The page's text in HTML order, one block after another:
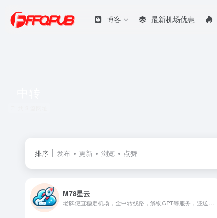
博客 最新机场优惠
排序 发布 更新 浏览 点赞
M78星云